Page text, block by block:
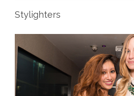
Stylighters